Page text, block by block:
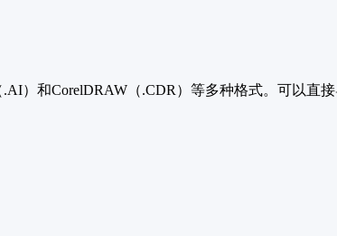
.AI）和CorelDRAW（.CDR）等多种格式。可以直接